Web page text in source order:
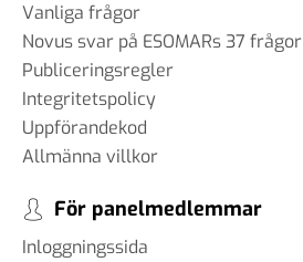
Vanliga frågor
Novus svar på ESOMARs 37 frågor
Publiceringsregler
Integritetspolicy
Uppförandekod
Allmänna villkor
För panelmedlemmar
Inloggningssida